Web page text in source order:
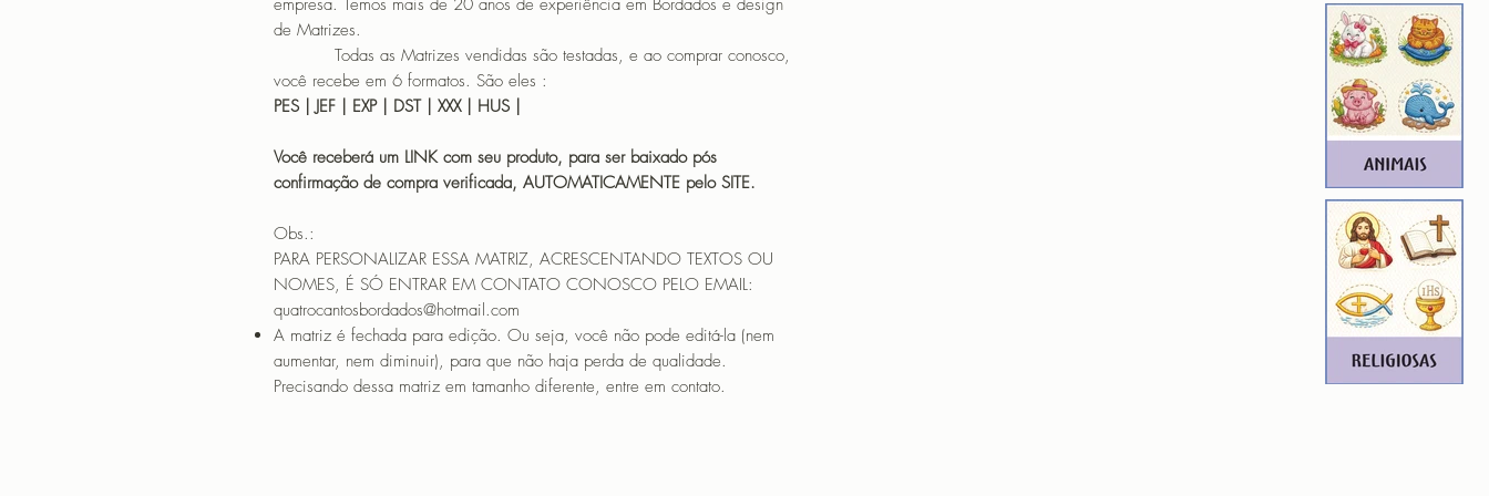
empresa. Temos mais de 20 anos de experiência em Bordados e design
de Matrizes.
Todas as Matrizes vendidas são testadas, e ao comprar conosco,
você recebe em 6 formatos. São eles :
PES | JEF | EXP | DST | XXX | HUS |
Você receberá um LINK com seu produto, para ser baixado pós
confirmação de compra verificada, AUTOMATICAMENTE pelo SITE.
Obs.:
PARA PERSONALIZAR ESSA MATRIZ, ACRESCENTANDO TEXTOS OU
NOMES, É SÓ ENTRAR EM CONTATO CONOSCO PELO EMAIL:
quatrocantosbordados@hotmail.com
A matriz é fechada para edição. Ou seja, você não pode editá-la (nem
aumentar, nem diminuir), para que não haja perda de qualidade.
Precisando dessa matriz em tamanho diferente, entre em contato.